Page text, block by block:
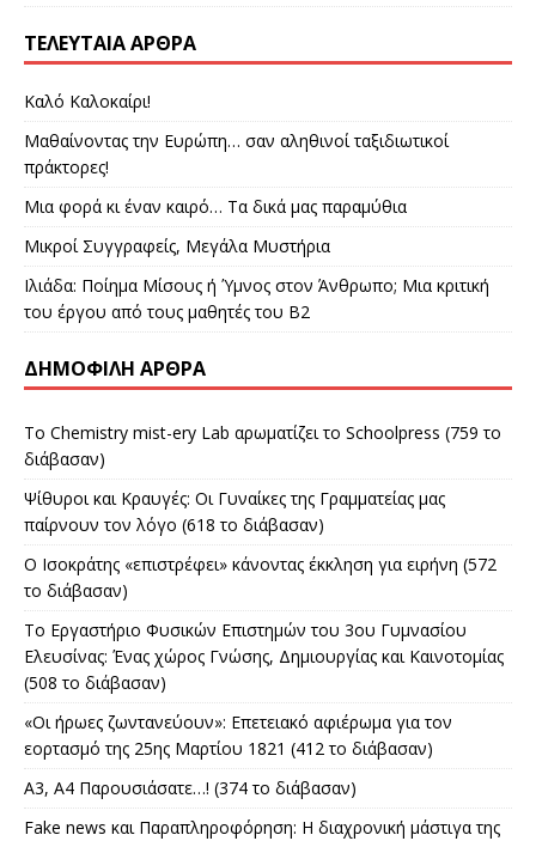
ΤΕΛΕΥΤΑΊΑ ΆΡΘΡΑ
Καλό Καλοκαίρι!
Μαθαίνοντας την Ευρώπη… σαν αληθινοί ταξιδιωτικοί
πράκτορες!
Μια φορά κι έναν καιρό… Τα δικά μας παραμύθια
Μικροί Συγγραφείς, Μεγάλα Μυστήρια
Ιλιάδα: Ποίημα Μίσους ή Ύμνος στον Άνθρωπο; Μια κριτική
του έργου από τους μαθητές του Β2
ΔΗΜΟΦΙΛΉ ΆΡΘΡΑ
Το Chemistry mist-ery Lab αρωματίζει το Schoolpress (759 το
διάβασαν)
Ψίθυροι και Kραυγές: Οι Γυναίκες της Γραμματείας μας
παίρνουν τον λόγο (618 το διάβασαν)
Ο Ισοκράτης «επιστρέφει» κάνοντας έκκληση για ειρήνη (572
το διάβασαν)
Το Εργαστήριο Φυσικών Επιστημών του 3ου Γυμνασίου
Ελευσίνας: Ένας χώρος Γνώσης, Δημιουργίας και Καινοτομίας
(508 το διάβασαν)
«Οι ήρωες ζωντανεύουν»: Επετειακό αφιέρωμα για τον
εορτασμό της 25ης Μαρτίου 1821 (412 το διάβασαν)
Α3, Α4 Παρουσιάσατε…! (374 το διάβασαν)
Fake news και Παραπληροφόρηση: Η διαχρονική μάστιγα της